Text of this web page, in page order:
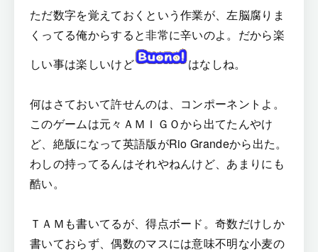
ただ数字を覚えておくという作業が、左脳腐りま
くってる俺からすると非常に辛いのよ。だから楽
しい事は楽しいけど
はなしね。
何はさておいて許せんのは、コンポーネントよ。
このゲームは元々ＡＭＩＧＯから出てたんやけ
ど、絶版になって英語版がRio Grandeから出た。
わしの持ってるんはそれやねんけど、あまりにも
酷い。
ＴＡＭも書いてるが、得点ボード。奇数だけしか
書いておらず、偶数のマスには意味不明な小麦の